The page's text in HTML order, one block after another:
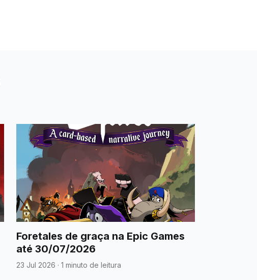
Foretales de graça na Epic Games
até 30/07/2026
23 Jul 2026 · 1 minuto de leitura